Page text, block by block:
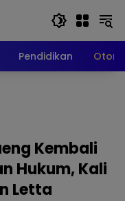
Pendidikan
Kembali
Hukum, Kali
Letta